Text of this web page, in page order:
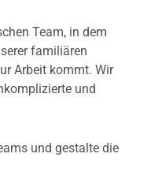
Team, in dem
familiären
Arbeit kommt. Wir
und
und gestalte die